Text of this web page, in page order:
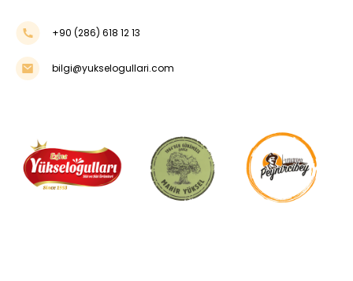
+90 (286) 618 12 13
bilgi@yukselogullari.com